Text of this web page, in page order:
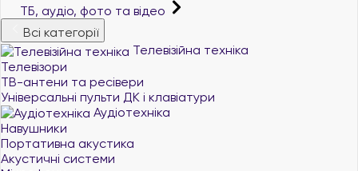
ТБ, аудіо, фото та відео
Всі категорії
Телевізійна техніка
Телевізори
ТВ-антени та ресівери
Універсальні пульти ДК і клавіатури
Аудіотехніка
Навушники
Портативна акустика
Акустичні системи